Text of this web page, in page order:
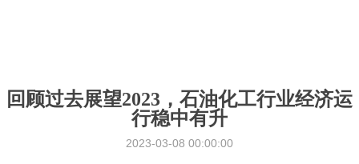
回顾过去展望2023，石油化工行业经济运
行稳中有升
2023-03-08 00:00:00